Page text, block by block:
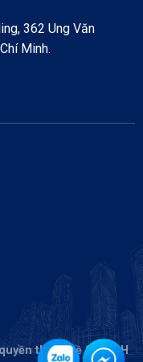
362 Ung Văn
Minh.
thuộc về S-TECH